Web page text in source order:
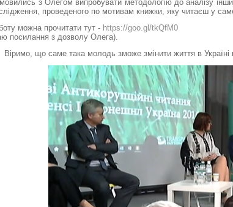
з Олегом випробувати методологію до аналізу
проведеного по мотивам книжки, яку читаєш у
можна прочитати тут - https://goo.gl/tkQfM0
посилання з дозволу Олега).
що саме така молодь зможе змінити життя в Україні